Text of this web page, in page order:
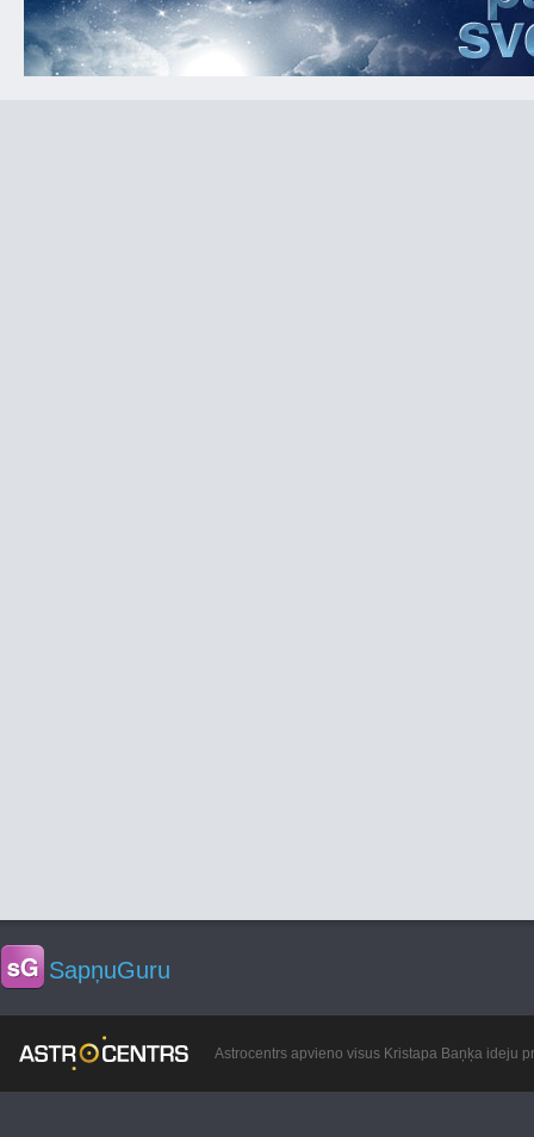
SapņuGuru
Astrocentrs apvieno visus Kristapa Baņķa ideju